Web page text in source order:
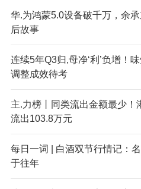
华.为鸿蒙5.0设备破千万，余
后故事
连续5年Q3归,母净‘利’负增！
调整成效待考
主.力榜丨同类流出金额最少！
流出103.8万元
每日一词 | 白酒双节行情记：
于往年